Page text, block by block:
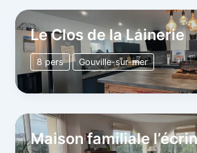
Le Clos de la Lainerie
8 pers Gouville-sur-mer
Maison familiale